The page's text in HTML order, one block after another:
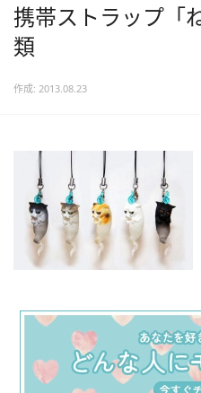
携帯ストラップ「
類
作成: 2013.08.23